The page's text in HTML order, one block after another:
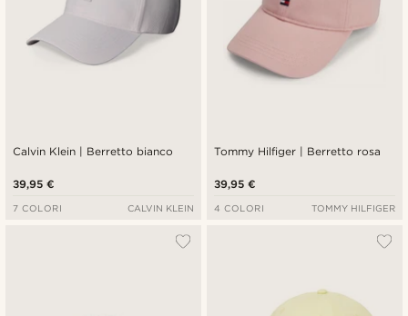
Calvin Klein | Berretto bianco
39,95 €
7 COLORI CALVIN KLEIN
Tommy Hilfiger | Berretto rosa
39,95 €
4 COLORI TOMMY HILFIGER